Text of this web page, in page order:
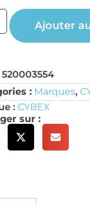
Ajouter
520003554
: Marques,
:CYBEX
sur :